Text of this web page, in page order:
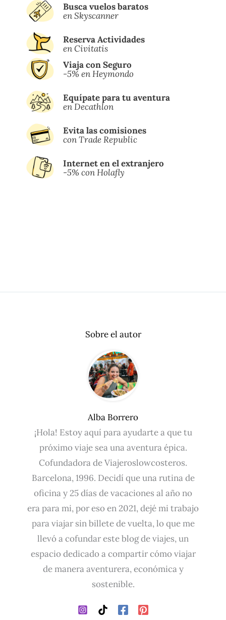
Busca vuelos baratos
en Skyscanner
Reserva Actividades
en Civitatis
Viaja con Seguro
-5% en Heymondo
Equípate para tu aventura
en Decathlon
Evita las comisiones
con Trade Republic
Internet en el extranjero
-5% con Holafly
Sobre el autor
Alba Borrero
¡Hola! Estoy aquí para ayudarte a que tu
próximo viaje sea una aventura épica.
Cofundadora de Viajeroslowcosteros.
Barcelona, 1996. Decidí que una rutina de
oficina y 25 días de vacaciones al año no
era para mi, por eso en 2021, dejé mi trabajo
para viajar sin billete de vuelta, lo que me
llevó a cofundar este blog de viajes, un
espacio dedicado a compartir cómo viajar
de manera aventurera, económica y
sostenible.